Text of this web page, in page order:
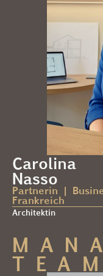
Carolina
Nasso
Partnerin |
Frankreich
Architektin
TEAM